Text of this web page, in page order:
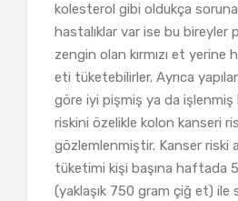
kolesterol gibi oldukça
hastalıklar var ise bu bireyler
zengin olan kırmızı et
eti tüketebilirler. Ayrıca
göre iyi pişmiş ya da işlenmiş
riskini özelikle kolon kanseri
gözlemlenmiştir. Kanser riski
tüketimi kişi başına haftada
(yaklaşık 750 gram çiğ et) ile